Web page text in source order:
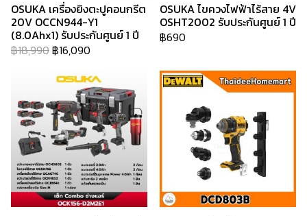
OSUKA เครื่องยิงตะปูคอนกรีต
20V OCCN944-Y1
(8.0Ahx1) รับประกันศูนย์ 1 ปี
฿18,990฿16,090
OSUKA ไขควงไฟฟ้าไร้สาย 4V
OSHT2002 รับประกันศูนย์ 1 ปี
฿690